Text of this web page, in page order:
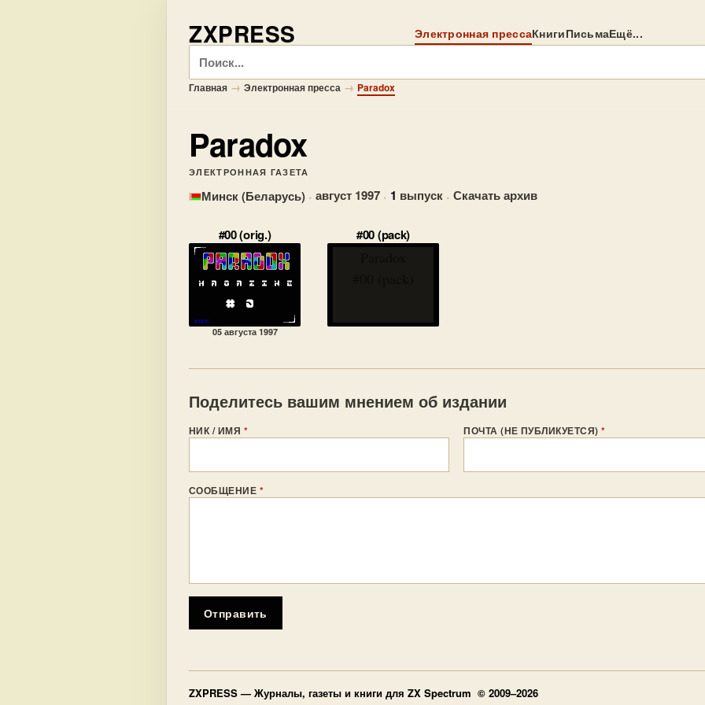
ZXPRESS Электронная прессаКнигиПисьмаЕщё...
Поиск
Главная → Электронная пресса → Paradox
Paradox
ЭЛЕКТРОННАЯ ГАЗЕТА
Минск (Беларусь) · август 1997 · 1 выпуск · Скачать архив
#00 (orig.)
05 августа 1997
#00 (pack)
Поделитесь вашим мнением об издании
НИК / ИМЯ * ПОЧТА (НЕ ПУБЛИКУЕТСЯ)*
СООБЩЕНИЕ *
Отправить
ZXPRESS — Журналы, газеты и книги для ZX Spectrum © 2009–2026